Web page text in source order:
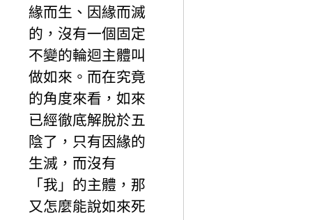
緣而生、因緣而滅
的，沒有一個固定
不變的輪迴主體叫
做如來。而在究竟
的角度來看，如來
已經徹底解脫於五
陰了，只有因緣的
生滅，而沒有
「我」的主體，那
又怎麼能說如來死